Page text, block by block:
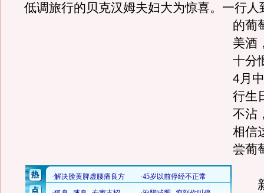
低调旅行的贝克汉姆夫妇大为惊喜。 一行人
的葡
美酒
十分
4月
行生
不沾
相信
尝葡
新